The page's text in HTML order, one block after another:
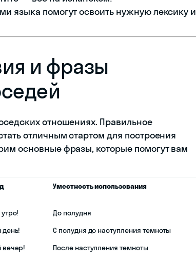
языка помогут освоить нужную лексику и
и фразы
отношениях. Правильное
отличным стартом для построения
основные фразы, которые помогут вам
Уместность использования
До полудня
С полудня до наступления темноты
После наступления темноты